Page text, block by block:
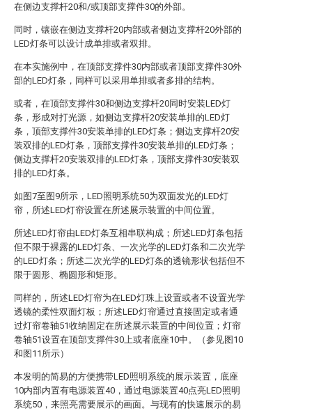
在侧边支撑杆20和/或顶部支撑件30的外部。
同时，镶嵌在侧边支撑杆20内部或者侧边支撑杆20外部的
LED灯条可以设计成单排或者双排。
在本实施例中，在顶部支撑件30内部或者顶部支撑件30外
部的LED灯条，同样可以采用单排或者多排的结构。
或者，在顶部支撑件30和侧边支撑杆20同时安装LED灯
条，形成对打光源，如侧边支撑杆20安装单排的LED灯
条，顶部支撑件30安装单排的LED灯条；侧边支撑杆20安
装双排的LED灯条，顶部支撑件30安装单排的LED灯条；
侧边支撑杆20安装双排的LED灯条，顶部支撑件30安装双
排的LED灯条。
如图7至图9所示，LED照明系统50为双面发光的LED灯
帘，所述LED灯帘设置在所述展示装置的中间位置。
所述LED灯帘由LED灯条互相串联构成；所述LED灯条包括
但不限于裸露的LED灯条、一次光学的LED灯条和二次光学
的LED灯条；所述二次光学的LED灯条的透镜形状包括但不
限于圆形、椭圆形和矩形。
同样的，所述LED灯帘为在LED灯珠上设置或者不设置光学
透镜的柔性双面灯板；所述LED灯帘通过直接固定或者通
过灯帘卷轴51收纳固定在所述展示装置的中间位置；灯帘
卷轴51设置在顶部支撑件30上或者底座10中。（参见图10
和图11所示）
本发明的简易的方便携带LED照明系统的展示装置，底座
10内部内置有电源装置40，通过电源装置40点亮LED照明
系统50，来照亮需要展示的画面。与现有的快速展示的易